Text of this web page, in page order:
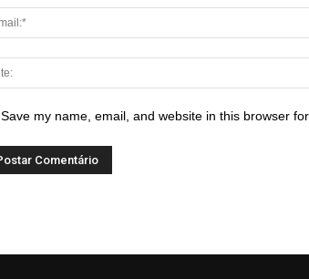
Save my name, email, and website in this browser